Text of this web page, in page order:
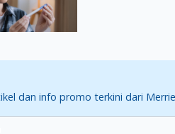
Waktu Dan Lokasi
babymoon
tempat kerja. Jangan lupa
dan info promo terkini dari